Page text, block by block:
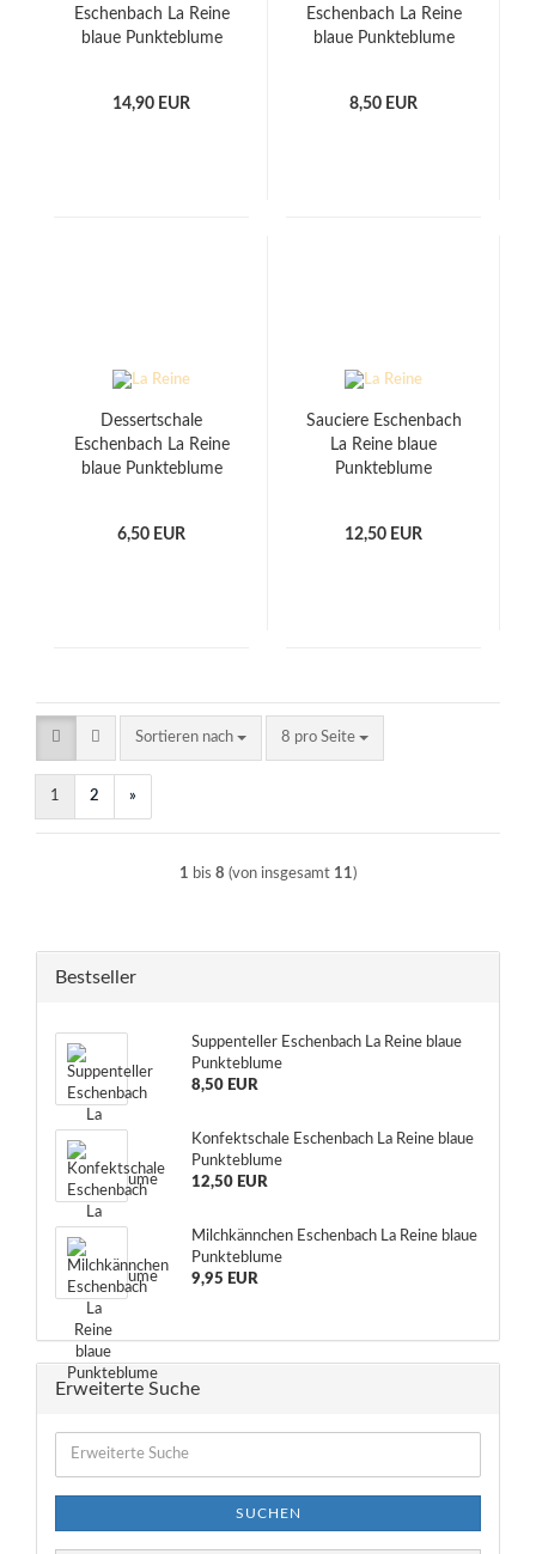
Eschenbach La Reine
blaue Punkteblume
14,90 EUR
Eschenbach La Reine
blaue Punkteblume
8,50 EUR
Dessertschale
Eschenbach La Reine
blaue Punkteblume
6,50 EUR
Sauciere Eschenbach
La Reine blaue
Punkteblume
12,50 EUR
Sortieren nach
Sortieren nach 8 pro Seite
pro Seite
1 2 »
1 bis 8 (von insgesamt 11)
Bestseller
Suppenteller Eschenbach La Reine blaue
Punkteblume
8,50 EUR
Konfektschale Eschenbach La Reine blaue
Punkteblume
12,50 EUR
Milchkännchen Eschenbach La Reine blaue
Punkteblume
9,95 EUR
Erweiterte Suche
Suche
SUCHEN